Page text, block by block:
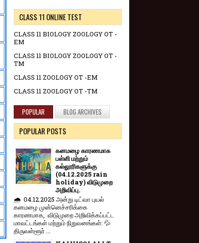
CLASS 11 ONLINE TEST
CLASS 11 BIOLOGY ZOOLOGY OT -
EM
CLASS 11 BIOLOGY ZOOLOGY OT -
TM
CLASS 11 ZOOLOGY OT -EM
CLASS 11 ZOOLOGY OT -TM
POPULAR BLOG ARCHIVES
POPULAR POSTS
கனமழை காரணமாக
பள்ளி மற்றும்
கல்லூரிகளுக்கு
(04.12.2025 rain
holiday) விடுமுறை
அறிவிப்பு.
🌧️ 04.12.2025 அன்று டிட்வா புயல்
கனமழை முன்னெச்சரிக்கை
காரணமாக, விடுமுறை அறிவிக்கப்பட்ட
மாவட்டங்கள் மற்றும் நிறுவனங்கள்: 💦
திருவள்ளூர் ...